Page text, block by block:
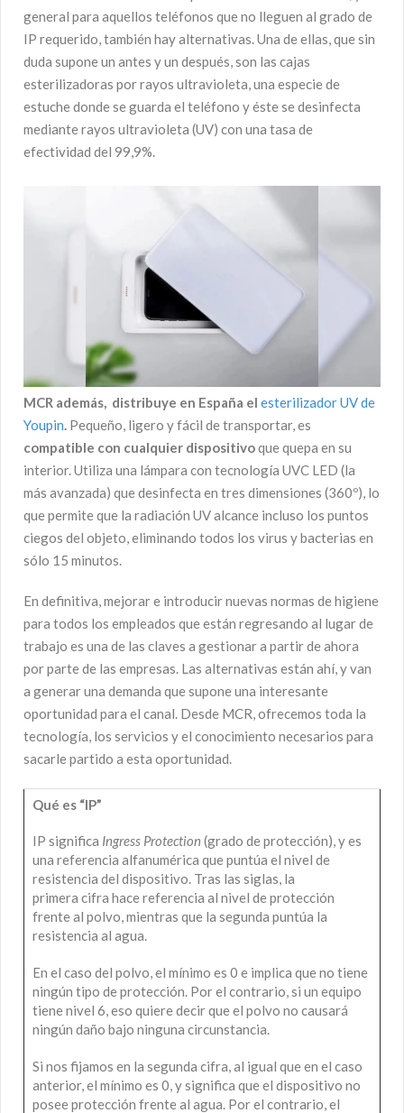
general para aquellos teléfonos que no lleguen al grado de
IP requerido, también hay alternativas. Una de ellas, que sin
duda supone un antes y un después, son las cajas
esterilizadoras por rayos ultravioleta, una especie de
estuche donde se guarda el teléfono y éste se desinfecta
mediante rayos ultravioleta (UV) con una tasa de
efectividad del 99,9%.
MCR además, distribuye en España el esterilizador UV de
Youpin. Pequeño, ligero y fácil de transportar, es
compatible con cualquier dispositivoque quepa en su
interior. Utiliza una lámpara con tecnología UVC LED (la
más avanzada) que desinfecta en tres dimensiones (360º), lo
que permite que la radiación UV alcance incluso los puntos
ciegos del objeto, eliminando todos los virus y bacterias en
sólo 15 minutos.
En definitiva, mejorar e introducir nuevas normas de higiene
para todos los empleados que están regresando al lugar de
trabajo es una de las claves a gestionar a partir de ahora
por parte de las empresas. Las alternativas están ahí, y van
a generar una demanda que supone una interesante
oportunidad para el canal. Desde MCR, ofrecemos toda la
tecnología, los servicios y el conocimiento necesarios para
sacarle partido a esta oportunidad.
Qué es “IP”
IP significa Ingress Protection (grado de protección), y es
una referencia alfanumérica que puntúa el nivel de
resistencia del dispositivo. Tras las siglas, la
primera cifra hace referencia al nivel de protección
frente al polvo, mientras que la segunda puntúa la
resistencia al agua.
En el caso del polvo, el mínimo es 0 e implica que no tiene
ningún tipo de protección. Por el contrario, si un equipo
tiene nivel 6, eso quiere decir que el polvo no causará
ningún daño bajo ninguna circunstancia.
Si nos fijamos en la segunda cifra, al igual que en el caso
anterior, el mínimo es 0, y significa que el dispositivo no
posee protección frente al agua. Por el contrario, el